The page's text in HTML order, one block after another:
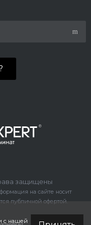
защищены
на сайте носит
публичной офертой.
с нашей